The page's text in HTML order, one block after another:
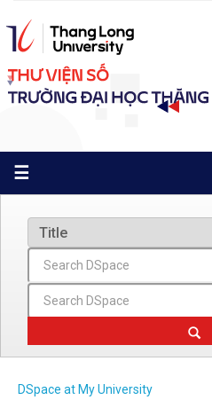
navigation
☰
DSpace at My University